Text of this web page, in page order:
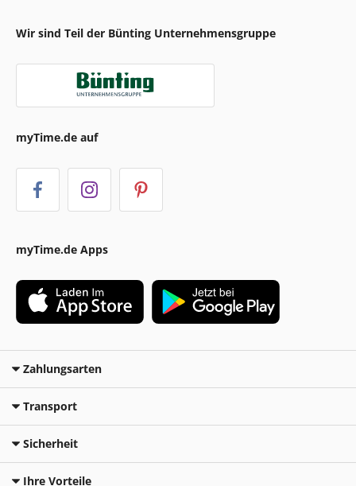
Wir sind Teil der Bünting Unternehmensgruppe
myTime.de auf
myTime.de Apps
Zahlungsarten
Transport
Sicherheit
Ihre Vorteile